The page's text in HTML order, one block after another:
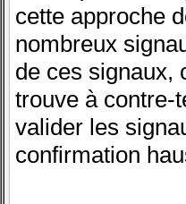
cette approche
nombreux
de ces signaux,
trouve à contre-
valider les
confirmation